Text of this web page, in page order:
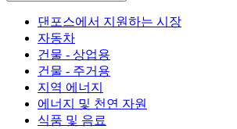
댄포스에서 지원하는 시장
자동차
건물 - 상업용
건물 - 주거용
지역 에너지
에너지 및 천연 자원
식품 및 음료